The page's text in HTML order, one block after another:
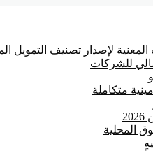
لإصدار تصنيف التمويل
للشركات
متكاملة